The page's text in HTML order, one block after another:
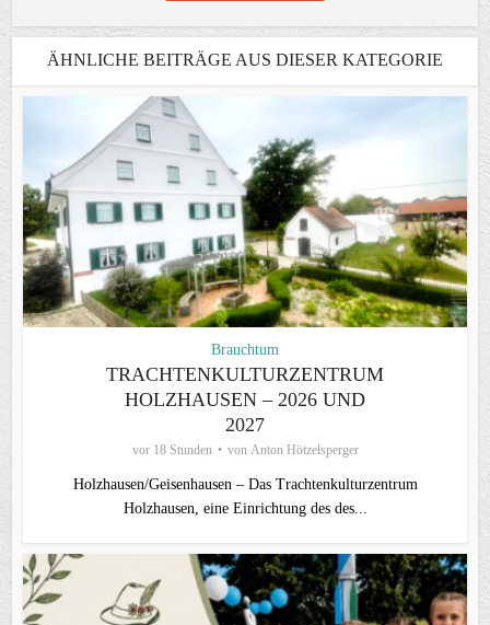
ÄHNLICHE BEITRÄGE AUS DIESER KATEGORIE
Brauchtum
TRACHTENKULTURZENTRUM
HOLZHAUSEN – 2026 UND
2027
vor 18 Stunden von Anton Hötzelsperger
Holzhausen/Geisenhausen – Das Trachtenkulturzentrum
Holzhausen, eine Einrichtung des des...